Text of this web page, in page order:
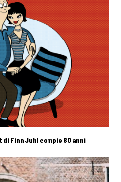
di Finn Juhl compie 80 anni